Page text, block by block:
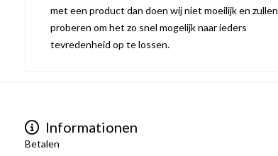
met een product dan doen wij niet moeilijk en zullen
proberen om het zo snel mogelijk naar ieders
tevredenheid op te lossen.
Informationen
Betalen